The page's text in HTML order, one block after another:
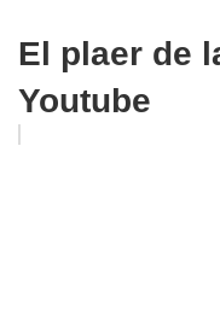
El plaer de
Youtube